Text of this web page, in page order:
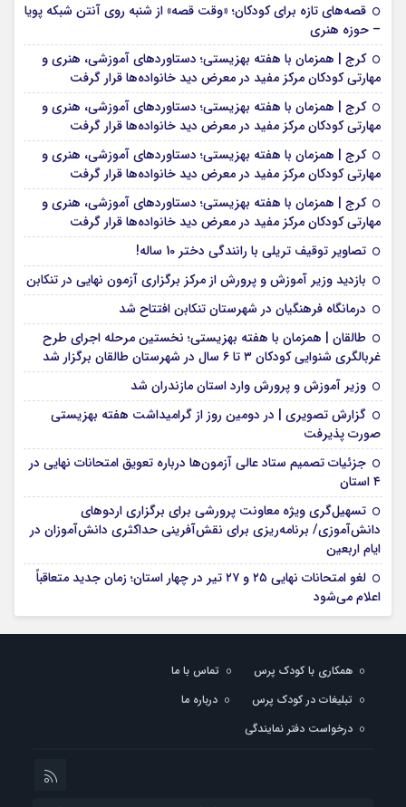
قصه‌های تازه برای کودکان؛ «وقت قصه» از شنبه روی آنتن شبکه پویا
– حوزه هنری
کرج | همزمان با هفته بهزیستی؛ دستاوردهای آموزشی، هنری و
مهارتی کودکان مرکز مفید در معرض دید خانواده‌ها قرار گرفت
کرج | همزمان با هفته بهزیستی؛ دستاوردهای آموزشی، هنری و
مهارتی کودکان مرکز مفید در معرض دید خانواده‌ها قرار گرفت
کرج | همزمان با هفته بهزیستی؛ دستاوردهای آموزشی، هنری و
مهارتی کودکان مرکز مفید در معرض دید خانواده‌ها قرار گرفت
کرج | همزمان با هفته بهزیستی؛ دستاوردهای آموزشی، هنری و
مهارتی کودکان مرکز مفید در معرض دید خانواده‌ها قرار گرفت
تصاویر توقیف تریلی با رانندگی دختر 10 ساله!
بازدید وزیر آموزش و پرورش از مرکز برگزاری آزمون نهایی در تنکابن
درمانگاه فرهنگیان در شهرستان تنکابن افتتاح شد
طالقان | همزمان با هفته بهزیستی؛ نخستین مرحله اجرای طرح
غربالگری شنوایی کودکان ۳ تا ۶ سال در شهرستان طالقان برگزار شد
وزیر آموزش و پرورش وارد استان مازندران شد
گزارش تصویری | در دومین روز از گرامیداشت هفته بهزیستی
صورت پذیرفت
جزئیات تصمیم ستاد عالی آزمون‌ها درباره تعویق امتحانات نهایی در
۴ استان
تسهیل‌گری ویژه معاونت پرورشی برای برگزاری اردوهای
دانش‌آموزی/ برنامه‌ریزی برای نقش‌آفرینی حداکثری دانش‌آموزان در
ایام اربعین
لغو امتحانات نهایی ۲۵ و ۲۷ تیر در چهار استان؛ زمان جدید متعاقباً
اعلام می‌شود
همکاری با کودک پرس
تماس با ما
تبلیغات در کودک پرس
درباره ما
درخواست دفتر نمایندگی